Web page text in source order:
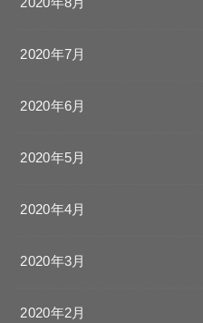
2020年8月
2020年7月
2020年6月
2020年5月
2020年4月
2020年3月
2020年2月